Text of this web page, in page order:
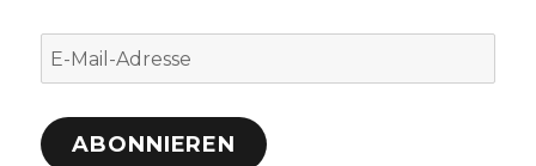
E-
Mail-
Adresse
ABONNIEREN